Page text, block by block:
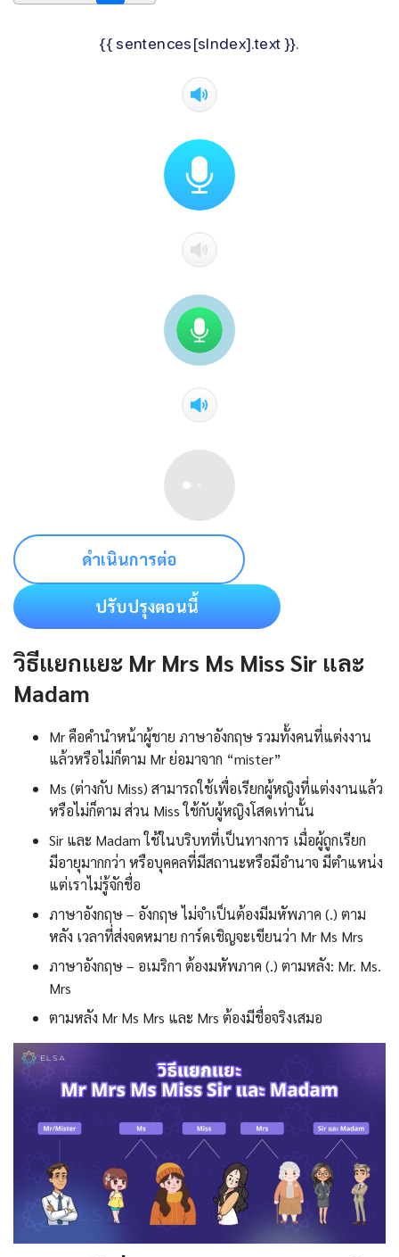
{{ sentences[sIndex].text }}.
ดำเนินการต่อ
ปรับปรุงตอนนี้
วิธีแยกแยะ Mr Mrs Ms Miss Sir และ
Madam
Mr คือคํานําหน้าผู้ชาย ภาษาอังกฤษ รวมทั้งคนที่แต่งงาน
แล้วหรือไม่ก็ตาม Mr ย่อมาจาก “mister”
Ms (ต่างกับ Miss) สามารถใช้เพื่อเรียกผู้หญิงที่แต่งงานแล้ว
หรือไม่ก็ตาม ส่วน Miss ใช้กับผู้หญิงโสดเท่านั้น
Sir และ Madam ใช้ในบริบทที่เป็นทางการ เมื่อผู้ถูกเรียก
มีอายุมากกว่า หรือบุคคลที่มีสถานะหรือมีอำนาจ มีตำแหน่ง
แต่เราไม่รู้จักชื่อ
ภาษาอังกฤษ – อังกฤษ ไม่จำเป็นต้องมีมหัพภาค (.) ตาม
หลัง เวลาที่ส่งจดหมาย การ์ดเชิญจะเขียนว่า Mr Ms Mrs
ภาษาอังกฤษ – อเมริกา ต้องมหัพภาค (.) ตามหลัง: Mr. Ms.
Mrs
ตามหลัง Mr Ms Mrs และ Mrs ต้องมีชื่อจริงเสมอ